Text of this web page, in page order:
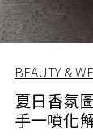
BEAUTY &
夏日香氛
手一噴化